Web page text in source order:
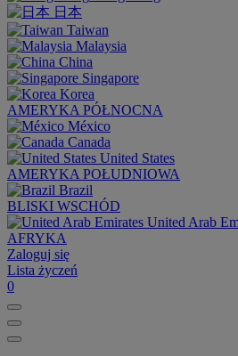
日本
Taiwan
Malaysia
China
Singapore
Korea
AMERYKA PÓŁNOCNA
México
Canada
United States
AMERYKA POŁUDNIOWA
Brazil
BLISKI WSCHÓD
United Arab
AFRYKA
Zaloguj się
Lista życzeń
0